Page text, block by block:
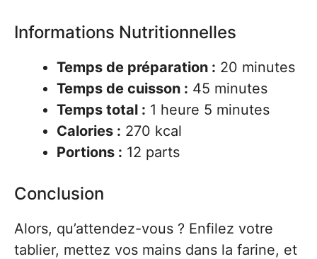
Informations Nutritionnelles
Temps de préparation : 20 minutes
Temps de cuisson : 45 minutes
Temps total : 1 heure 5 minutes
Calories : 270 kcal
Portions : 12 parts
Conclusion
Alors, qu’attendez-vous ? Enfilez votre
tablier, mettez vos mains dans la farine, et